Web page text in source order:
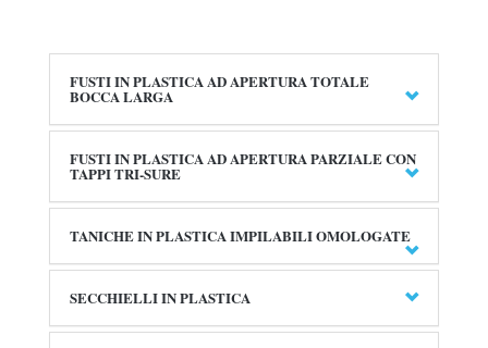
FUSTI IN PLASTICA AD APERTURA TOTALE
BOCCA LARGA
FUSTI IN PLASTICA AD APERTURA PARZIALE CON
TAPPI TRI-SURE
TANICHE IN PLASTICA IMPILABILI OMOLOGATE
SECCHIELLI IN PLASTICA